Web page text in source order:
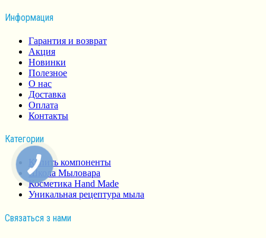
Информация
Гарантия и возврат
Акция
Новинки
Полезное
О нас
Доставка
Оплата
Контакты
Категории
Купить компоненты
Школа Мыловара
Косметика Hand Made
Уникальная рецептура мыла
Связаться з нами